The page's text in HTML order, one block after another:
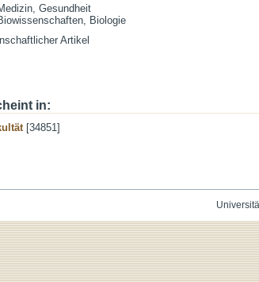
Gesundheit
Biologie
Artikel
in:
[34851]